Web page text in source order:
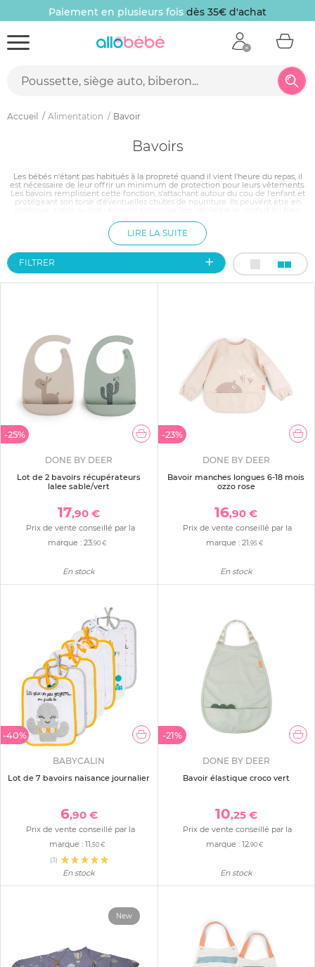
Paiement en plusieurs fois dès 35€ d'achat
Accueil Alimentation Bavoir
Bavoirs
Les bébés n'étant pas habitués à la propreté quand il vient l'heure du repas, il
est nécessaire de leur offrir un minimum de protection pour leurs vêtements.
Les bavoirs remplissent cette fonction, s'attachant autour du cou de l'enfant et
protégeant son torse d'éventuelles chutes de nourriture. Ils peuvent être en
forme classique est la plus répandue mais il existe aussi la forme bandana ou
bien avec récupérateur.
LIRE LA SUITE
FILTRER
-25%
DONE BY DEER
Lot de 2 bavoirs récupérateurs
lalee sable/vert
17,90 €
Prix de vente conseillé par la
marque :23,90 €
En stock
-23%
DONE BY DEER
Bavoir manches longues 6-18 mois
ozzo rose
16,90 €
Prix de vente conseillé par la
marque : 21 ,95 €
En stock
-40%
BABYCALIN
Lot de 7 bavoirs naisance journalier
6,90 €
Prix de vente conseillé par la
marque :11 ,50 €
(3)
En stock
-21%
DONE BY DEER
Bavoir élastique croco vert
10,25 €
Prix de vente conseillé par la
marque : 12,90 €
En stock
New